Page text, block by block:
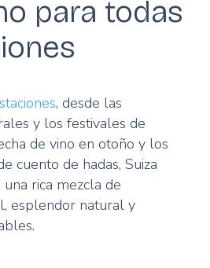
para todas
, desde las
y los festivales de
de vino en otoño y los
cuento de hadas, Suiza
rica mezcla de
esplendor natural y